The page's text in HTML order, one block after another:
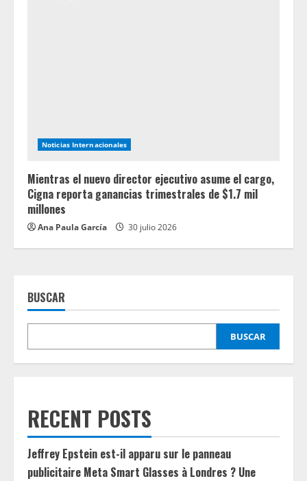
Noticias Internacionales
Mientras el nuevo director ejecutivo asume el cargo,
Cigna reporta ganancias trimestrales de $1.7 mil
millones
Ana Paula García 30 julio 2026
BUSCAR
BUSCAR
RECENT POSTS
Jeffrey Epstein est-il apparu sur le panneau
publicitaire Meta Smart Glasses à Londres ? Une